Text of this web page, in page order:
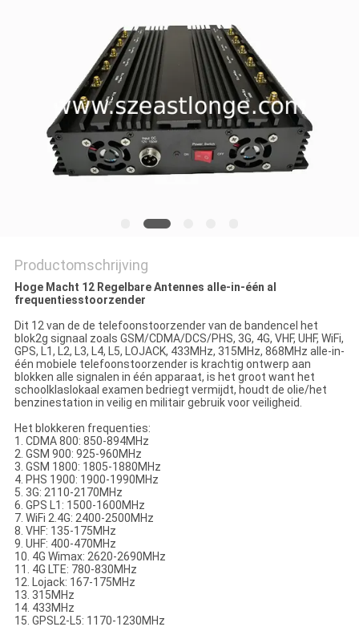
PRIVACY
POLICY
Productomschrijving
Hoge Macht 12 Regelbare Antennes alle-in-één al
frequentiesstoorzender
Dit 12 van de de telefoonstoorzender van de bandencel het
blok2g signaal zoals GSM/CDMA/DCS/PHS, 3G, 4G, VHF, UHF, WiFi,
GPS, L1, L2, L3, L4, L5, LOJACK, 433MHz, 315MHz, 868MHz alle-in-
één mobiele telefoonstoorzender is krachtig ontwerp aan
blokken alle signalen in één apparaat, is het groot want het
schoolklaslokaal examen bedriegt vermijdt, houdt de olie/het
benzinestation in veilig en militair gebruik voor veiligheid.
Het blokkeren frequenties:
1. CDMA 800: 850-894MHz
2. GSM 900: 925-960MHz
3. GSM 1800: 1805-1880MHz
4. PHS 1900: 1900-1990MHz
5. 3G: 2110-2170MHz
6. GPS L1: 1500-1600MHz
7. WiFi 2.4G: 2400-2500MHz
8. VHF: 135-175MHz
9. UHF: 400-470MHz
10. 4G Wimax: 2620-2690MHz
11. 4G LTE: 780-830MHz
12. Lojack: 167-175MHz
13. 315MHz
14. 433MHz
15. GPSL2-L5: 1170-1230MHz